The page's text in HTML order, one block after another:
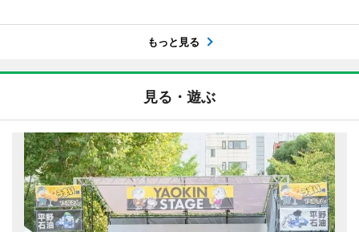
もっと見る
見る・遊ぶ